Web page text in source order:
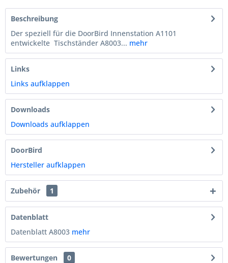
Beschreibung
Der speziell für die DoorBird Innenstation A1101
entwickelte Tischständer A8003... mehr
Links
Links aufklappen
Downloads
Downloads aufklappen
DoorBird
Hersteller aufklappen
Zubehör 1
Datenblatt
Datenblatt A8003 mehr
Bewertungen
0